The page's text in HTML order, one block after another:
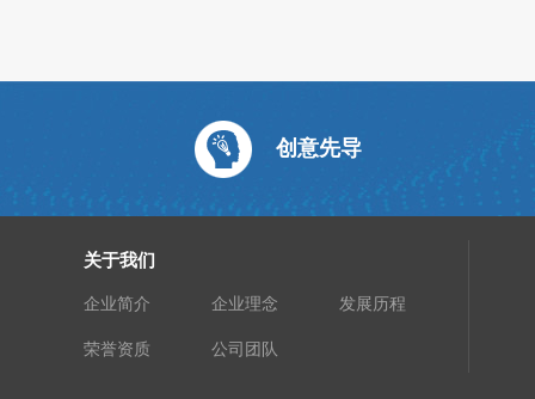
创意先导
关于我们
企业简介 企业理念 发展历程
荣誉资质 公司团队